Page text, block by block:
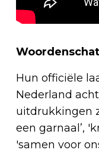
Woordenschat
Hun officiële
Nederland
uitdrukkingen
een garnaal’,
'samen voor